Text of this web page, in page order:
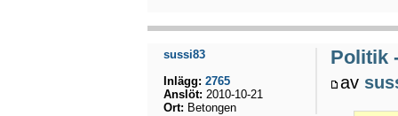
Politik
av
sussi83
Inlägg: 2765
Anslöt: 2010-10-21
Ort: Betongen